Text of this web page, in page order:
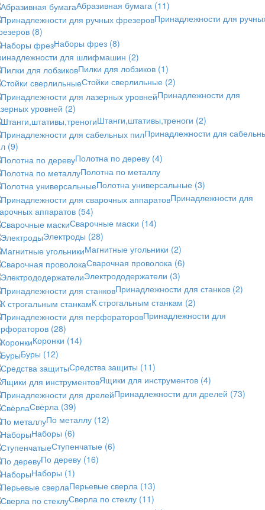
Абразивная бумага (11)
Принадлежности для
(8)
Наборы фрез (8)
для шлифмашин (2)
Пилки для лобзиков (1)
Стойки сверлильные (2)
Принадлежности для
уровней (2)
Штанги,штативы,треноги (2)
Принадлежности для
(9)
Полотна по дереву (4)
Полотна по металлу
Полотна универсальные (3)
Принадлежности для
аппаратов (54)
Сварочные маски (14)
Электроды (28)
Магнитные угольники (2)
Сварочная проволока (6)
Электрододержатели (3)
Принадлежности для станков (2)
К строгальным станкам (2)
Принадлежности для
(28)
Коронки (14)
Буры (12)
Средства защиты (11)
Ящики для инструментов (4)
Принадлежности для дрелей (73)
Свёрла (39)
По металлу (12)
Наборы (6)
Ступенчатые (6)
По дереву (16)
Наборы (1)
Перьевые сверла (13)
Сверла по стеклу (11)